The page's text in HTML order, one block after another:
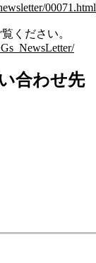
00071.html
ください。
合わせ先